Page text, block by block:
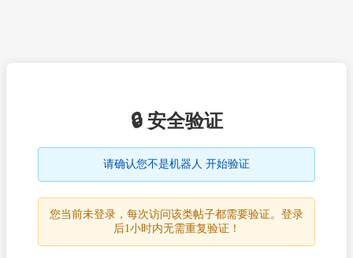
🔒 安全验证
请确认您不是机器人 开始验证
您当前未登录，每次访问该类帖子都需要验证。登录
后1小时内无需重复验证！